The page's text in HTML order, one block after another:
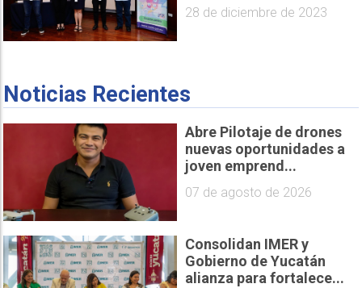
28 de diciembre de 2023
Noticias Recientes
Abre Pilotaje de drones
nuevas oportunidades a
joven emprend...
07 de agosto de 2026
Consolidan IMER y
Gobierno de Yucatán
alianza para fortalece...